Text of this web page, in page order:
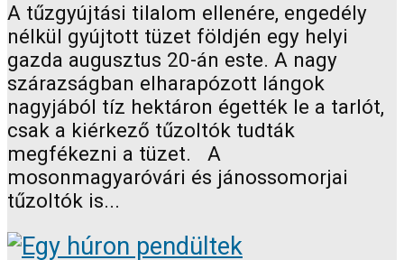
A tűzgyújtási tilalom ellenére, engedély
nélkül gyújtott tüzet földjén egy helyi
gazda augusztus 20-án este. A nagy
szárazságban elharapózott lángok
nagyjából tíz hektáron égették le a tarlót,
csak a kiérkező tűzoltók tudták
megfékezni a tüzet. A
mosonmagyaróvári és jánossomorjai
tűzoltók is...